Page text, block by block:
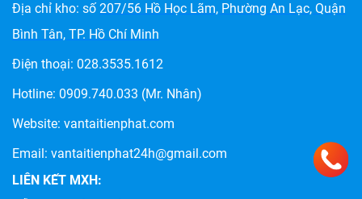
CHÀNH XE HẬU GIANG: DỊCH VỤ VẬN CHUYỂN HÀNG
HÓA UY TÍN, GIÁ RẺ TẠI TIẾN PHÁT
Địa chỉ kho: số 207/56 Hồ Học Lãm, Phường An Lạc, Quận
Bình Tân, TP. Hồ Chí Minh
Điện thoại: 028.3535.1612
Hotline: 0909.740.033 (Mr. Nhân)
Website: vantaitienphat.com
Email: vantaitienphat24h@gmail.com
LIÊN KẾT MXH: